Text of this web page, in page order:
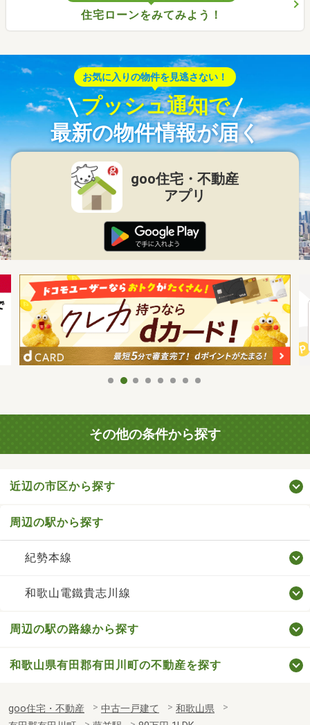
住宅ローンをみてみよう！
お気に入りの物件を見逃さない！
プッシュ通知で
最新の物件情報が届く
goo住宅・不動産
アプリ
その他の条件から探す
近辺の市区から探す
周辺の駅から探す
紀勢本線
和歌山電鐵貴志川線
周辺の駅の路線から探す
和歌山県有田郡有田川町の不動産を探す
goo住宅・不動産 中古一戸建て
和歌山県